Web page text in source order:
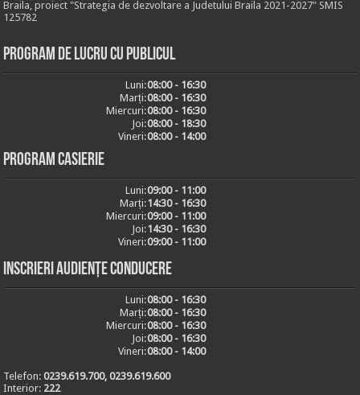
Braila, proiect "Strategia de dezvoltare a Judetului Braila 2021-2027" SMIS
125782
Program de lucru cu publicul
Luni:08:00 - 16:30
Marți:08:00 - 16:30
Miercuri:08:00 - 16:30
Joi:08:00 - 18:30
Vineri:08:00 - 14:00
Program casierie
Luni:09:00 - 11:00
Marți:14:30 - 16:30
Miercuri:09:00 - 11:00
Joi:14:30 - 16:30
Vineri:09:00 - 11:00
Inscrieri audiențe conducere
Luni:08:00 - 16:30
Marți:08:00 - 16:30
Miercuri:08:00 - 16:30
Joi:08:00 - 16:30
Vineri:08:00 - 14:00
Telefon:0239.619.700, 0239.619.600
Interior: 222